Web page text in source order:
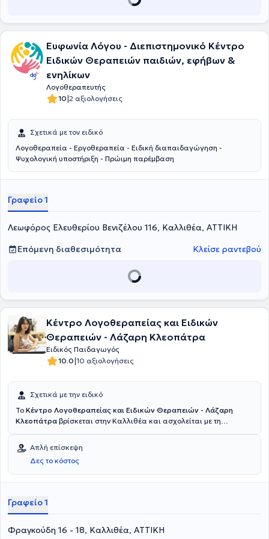
Ευφωνία Λόγου - Διεπιστημονικό Kέντρο
Ειδικών Θεραπειών παιδιών, εφήβων &
ενηλίκων
Λογοθεραπευτής
10|2 αξιολογήσεις
Σχετικά με τον ειδικό
Λογοθεραπεία - Εργοθεραπεία - Ειδική διαπαιδαγώγηση -
Ψυχολογική υποστήριξη - Πρώιμη παρέμβαση
Γραφείο 1
Λεωφόρος Ελευθερίου Βενιζέλου 116, Καλλιθέα, ΑΤΤΙΚΗ
Επόμενη διαθεσιμότητα
Κλείσε ραντεβού
Κέντρο Λογοθεραπείας και Ειδικών
Θεραπειών - Λάζαρη Κλεοπάτρα
Ειδικός Παιδαγωγός
10.0|10 αξιολογήσεις
Σχετικά με την ειδικό
Το Κέντρο Λογοθεραπείας και Ειδικών Θεραπειών - Λάζαρη
Κλεοπάτρα βρίσκεται στην Καλλιθέα και ασχολείται με τη
και Ψυχολόγο - Ψυχοθεραπευτή. Υπεύθυνη του κέντρου είναι η
Λάζαρη Κλεοπάτρα και είναι Λογοθεραπεύτρια. Διαθέτει πτυχίο
Λογοθεραπείας από τη Σχολή Επαγγελμάτων Υγείας και Πρόνοιας
του Ανώτατου Τεχνολογικού Εκπαιδευτικού Ιδρύματος Πατρών και η
Ιδρυματοποιημένο Πληθυσμό", παρουσιάστηκε στο 12ο Παγκόσμιο
Συνέδριο Αποκατάστασης της Αφασίας. Στη συνέχεια,
Ψυχολογία" στο Εθνικό και Καποδιστριακό Πανεπιστήμιο Αθηνών,
Απλή επίσκεψη
Δες το κόστος
Γραφείο 1
Φραγκούδη 16 - 18, Καλλιθέα, ΑΤΤΙΚΗ